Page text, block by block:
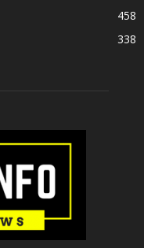
458
338